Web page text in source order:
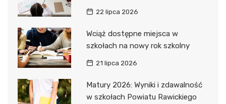
22 lipca 2026
Wciąż dostępne miejsca w
szkołach na nowy rok szkolny
21 lipca 2026
Matury 2026: Wyniki i zdawalność
w szkołach Powiatu Rawickiego